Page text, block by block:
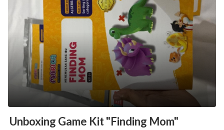
Unboxing Game Kit "Finding Mom"